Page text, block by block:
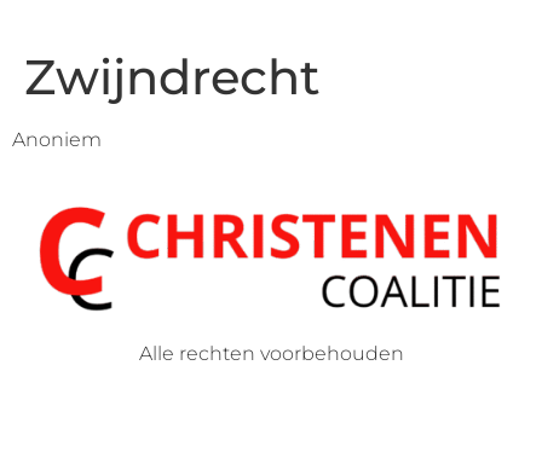
Zwijndrecht
Anoniem
Alle rechten voorbehouden